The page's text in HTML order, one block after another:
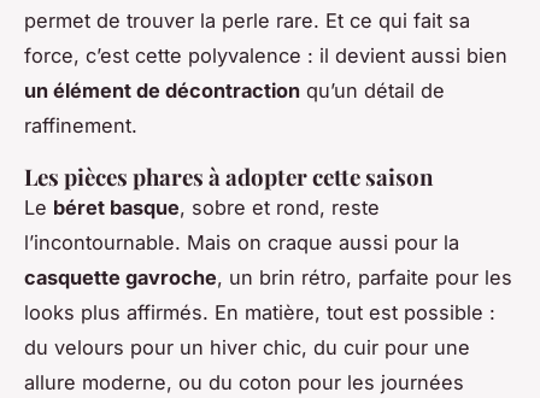
permet de trouver la perle rare. Et ce qui fait sa
force, c’est cette polyvalence : il devient aussi bien
un élément de décontraction qu’un détail de
raffinement.
Les pièces phares à adopter cette saison
Le béret basque, sobre et rond, reste
l’incontournable. Mais on craque aussi pour la
casquette gavroche, un brin rétro, parfaite pour les
looks plus affirmés. En matière, tout est possible :
du velours pour un hiver chic, du cuir pour une
allure moderne, ou du coton pour les journées